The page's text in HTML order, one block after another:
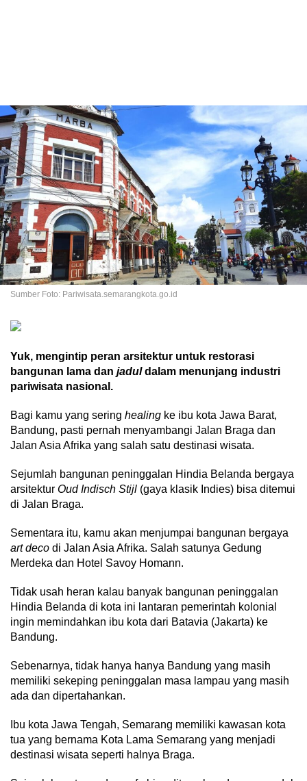
Sumber Foto: Pariwisata.semarangkota.go.id
Yuk, mengintip peran arsitektur untuk restorasi
bangunan lama dan jaduldalam menunjang industri
pariwisata nasional.
Bagi kamu yang sering healing ke ibu kota Jawa Barat,
Bandung, pasti pernah menyambangi Jalan Braga dan
Jalan Asia Afrika yang salah satu destinasi wisata.
Sejumlah bangunan peninggalan Hindia Belanda bergaya
arsitektur Oud Indisch Stijl (gaya klasik Indies) bisa ditemui
di Jalan Braga.
Sementara itu, kamu akan menjumpai bangunan bergaya
art deco di Jalan Asia Afrika. Salah satunya Gedung
Merdeka dan Hotel Savoy Homann.
Tidak usah heran kalau banyak bangunan peninggalan
Hindia Belanda di kota ini lantaran pemerintah kolonial
ingin memindahkan ibu kota dari Batavia (Jakarta) ke
Bandung.
Sebenarnya, tidak hanya hanya Bandung yang masih
memiliki sekeping peninggalan masa lampau yang masih
ada dan dipertahankan.
Ibu kota Jawa Tengah, Semarang memiliki kawasan kota
tua yang bernama Kota Lama Semarang yang menjadi
destinasi wisata seperti halnya Braga.